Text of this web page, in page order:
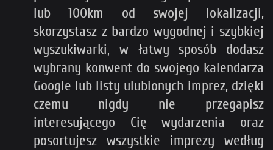
lub 100km od swojej lokalizacji,
skorzystasz z bardzo wygodnej i szybkiej
wyszukiwarki, w łatwy sposób dodasz
wybrany konwent do swojego kalendarza
Google lub listy ulubionych imprez, dzięki
czemu nigdy nie przegapisz
interesującego Cię wydarzenia oraz
posortujesz wszystkie imprezy według